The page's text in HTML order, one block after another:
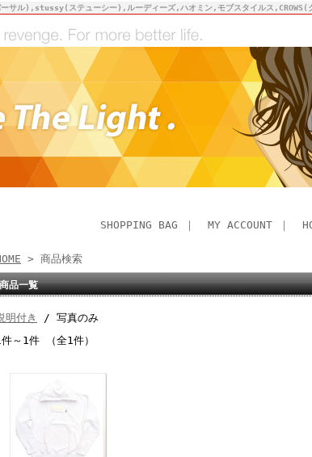
ル),stussy(ステューシー),ルーディーズ,ハオミン,モブスタイルス,CROWS(ク
SHOPPING BAG ｜ MY ACCOUNT ｜
> 商品検索
商品一覧
明付き
/ 写真のみ
～1件 （全1件）